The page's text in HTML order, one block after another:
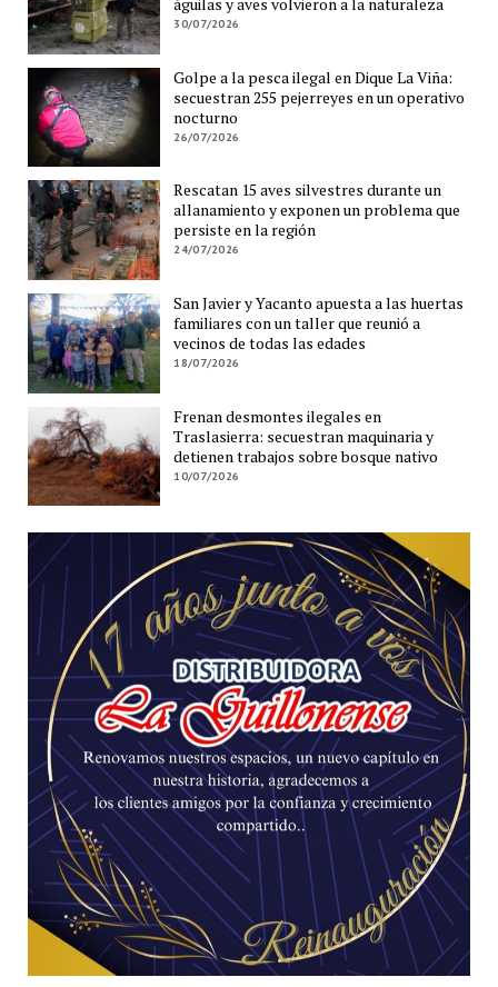
30/07/2026
Golpe a la pesca ilegal en Dique La Viña:
secuestran 255 pejerreyes en un operativo
nocturno
26/07/2026
Rescatan 15 aves silvestres durante un
allanamiento y exponen un problema que
persiste en la región
24/07/2026
San Javier y Yacanto apuesta a las huertas
familiares con un taller que reunió a
vecinos de todas las edades
18/07/2026
Frenan desmontes ilegales en
Traslasierra: secuestran maquinaria y
detienen trabajos sobre bosque nativo
10/07/2026